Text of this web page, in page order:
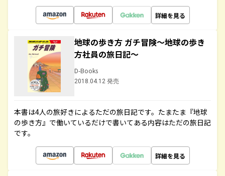
詳細を見る
地球の歩き方 ガチ冒険～地球の歩き
方社員の旅日記～
D-Books
2018.04.12 発売
本書は4人の旅好きによるただの旅日記です。たまたま『地球
の歩き方』で働いているだけで書いてある内容はただの旅日記
です。
詳細を見る